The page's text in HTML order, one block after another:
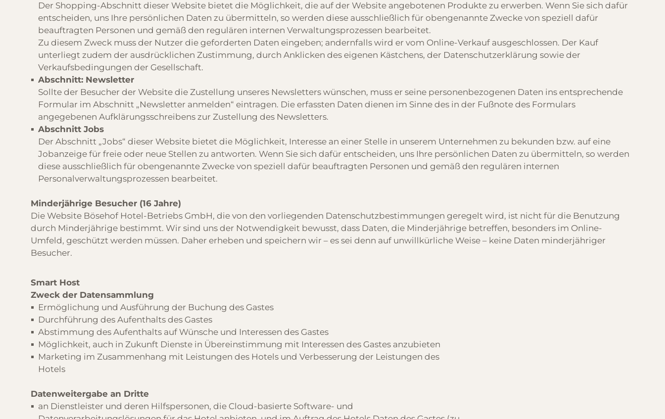
Der Shopping-Abschnitt dieser Website bietet die Möglichkeit, die auf der Website angebotenen Produkte zu erwerben. Wenn Sie sich dafür
entscheiden, uns Ihre persönlichen Daten zu übermitteln, so werden diese ausschließlich für obengenannte Zwecke von speziell dafür
beauftragten Personen und gemäß den regulären internen Verwaltungsprozessen bearbeitet.
Zu diesem Zweck muss der Nutzer die geforderten Daten eingeben; andernfalls wird er vom Online-Verkauf ausgeschlossen. Der Kauf
unterliegt zudem der ausdrücklichen Zustimmung, durch Anklicken des eigenen Kästchens, der Datenschutzerklärung sowie der
Verkaufsbedingungen der Gesellschaft.
Abschnitt: Newsletter
Sollte der Besucher der Website die Zustellung unseres Newsletters wünschen, muss er seine personenbezogenen Daten ins entsprechende
Formular im Abschnitt „Newsletter anmelden“ eintragen. Die erfassten Daten dienen im Sinne des in der Fußnote des Formulars
angegebenen Aufklärungsschreibens zur Zustellung des Newsletters.
Abschnitt Jobs
Der Abschnitt „Jobs“ dieser Website bietet die Möglichkeit, Interesse an einer Stelle in unserem Unternehmen zu bekunden bzw. auf eine
Jobanzeige für freie oder neue Stellen zu antworten. Wenn Sie sich dafür entscheiden, uns Ihre persönlichen Daten zu übermitteln, so werden
diese ausschließlich für obengenannte Zwecke von speziell dafür beauftragten Personen und gemäß den regulären internen
Personalverwaltungsprozessen bearbeitet.
Minderjährige Besucher (16 Jahre)
Die Website Bösehof Hotel-Betriebs GmbH, die von den vorliegenden Datenschutzbestimmungen geregelt wird, ist nicht für die Benutzung
durch Minderjährige bestimmt. Wir sind uns der Notwendigkeit bewusst, dass Daten, die Minderjährige betreffen, besonders im Online-
Umfeld, geschützt werden müssen. Daher erheben und speichern wir – es sei denn auf unwillkürliche Weise – keine Daten minderjähriger
Besucher.
Smart Host
Zweck der Datensammlung
Ermöglichung und Ausführung der Buchung des Gastes
Durchführung des Aufenthalts des Gastes
Abstimmung des Aufenthalts auf Wünsche und Interessen des Gastes
Möglichkeit, auch in Zukunft Dienste in Übereinstimmung mit Interessen des Gastes anzubieten
Marketing im Zusammenhang mit Leistungen des Hotels und Verbesserung der Leistungen des
Hotels
Datenweitergabe an Dritte
an Dienstleister und deren Hilfspersonen, die Cloud-basierte Software- und